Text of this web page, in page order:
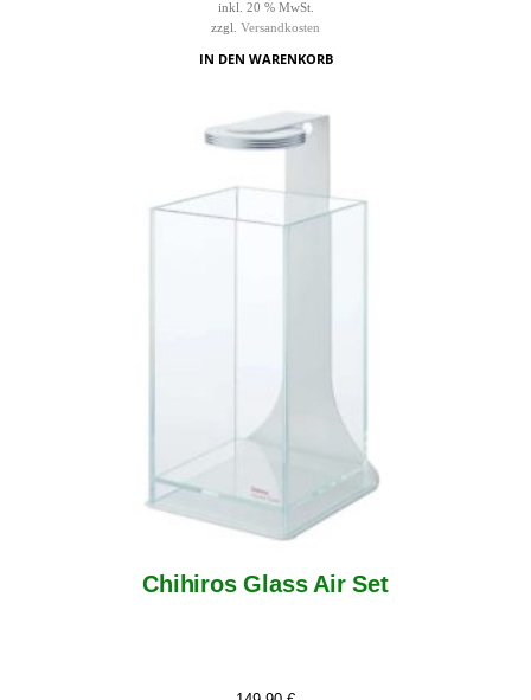
inkl. 20 % MwSt.
zzgl. Versandkosten
IN DEN WARENKORB
Chihiros Glass Air Set